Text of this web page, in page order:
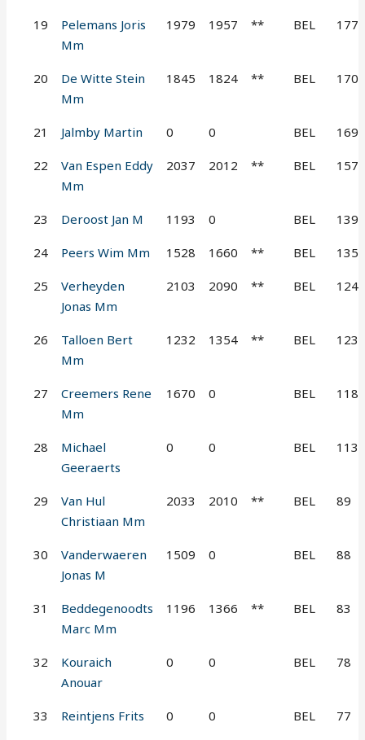
19
Pelemans Joris
Mm
1979 1957 ** BEL 177
20
De Witte Stein
Mm
1845 1824 ** BEL 170
21 Jalmby Martin 0 0 BEL 169
22
Van Espen Eddy
Mm
2037 2012 ** BEL 157
23 Deroost Jan M 1193 0 BEL 139
24 Peers Wim Mm 1528 1660 ** BEL 135
25
Verheyden
Jonas Mm
2103 2090 ** BEL 124
26
Talloen Bert
Mm
1232 1354 ** BEL 123
27
Creemers Rene
Mm
1670 0 BEL 118
28
Michael
Geeraerts
0 0 BEL 113
29
Van Hul
Christiaan Mm
2033 2010 ** BEL 89
30
Vanderwaeren
Jonas M
1509 0 BEL 88
31
Beddegenoodts
Marc Mm
1196 1366 ** BEL 83
32
Kouraich
Anouar
0 0 BEL 78
33 Reintjens Frits 0 0 BEL 77